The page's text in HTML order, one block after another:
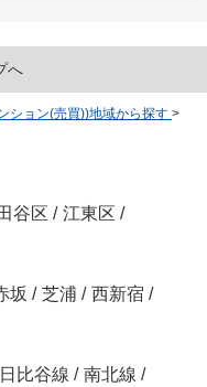
へ
ション(売買))地域から探す >
谷区 / 江東区 /
坂 / 芝浦 / 西新宿 /
日比谷線 / 南北線 /